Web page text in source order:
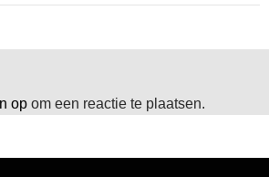
op om een reactie te plaatsen.